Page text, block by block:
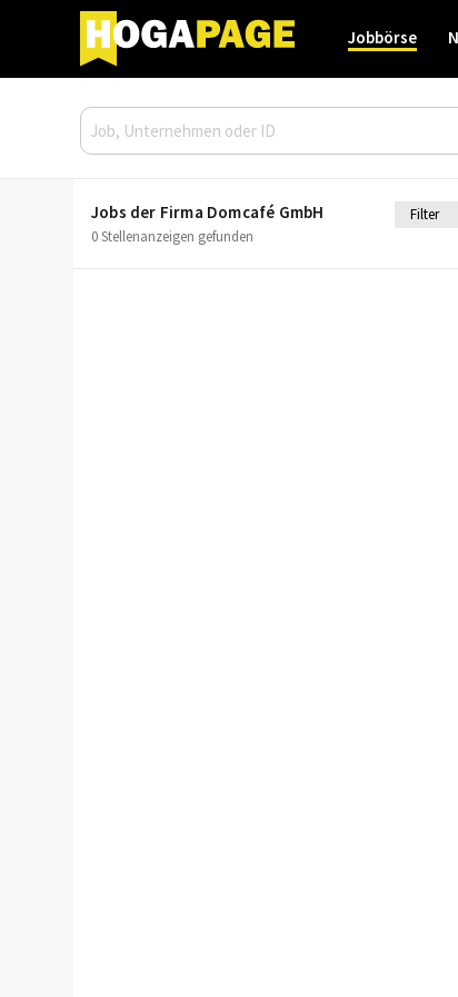
Jobbörse
Jobs der Firma Domcafé GmbH
Filter
0 Stellenanzeigen gefunden